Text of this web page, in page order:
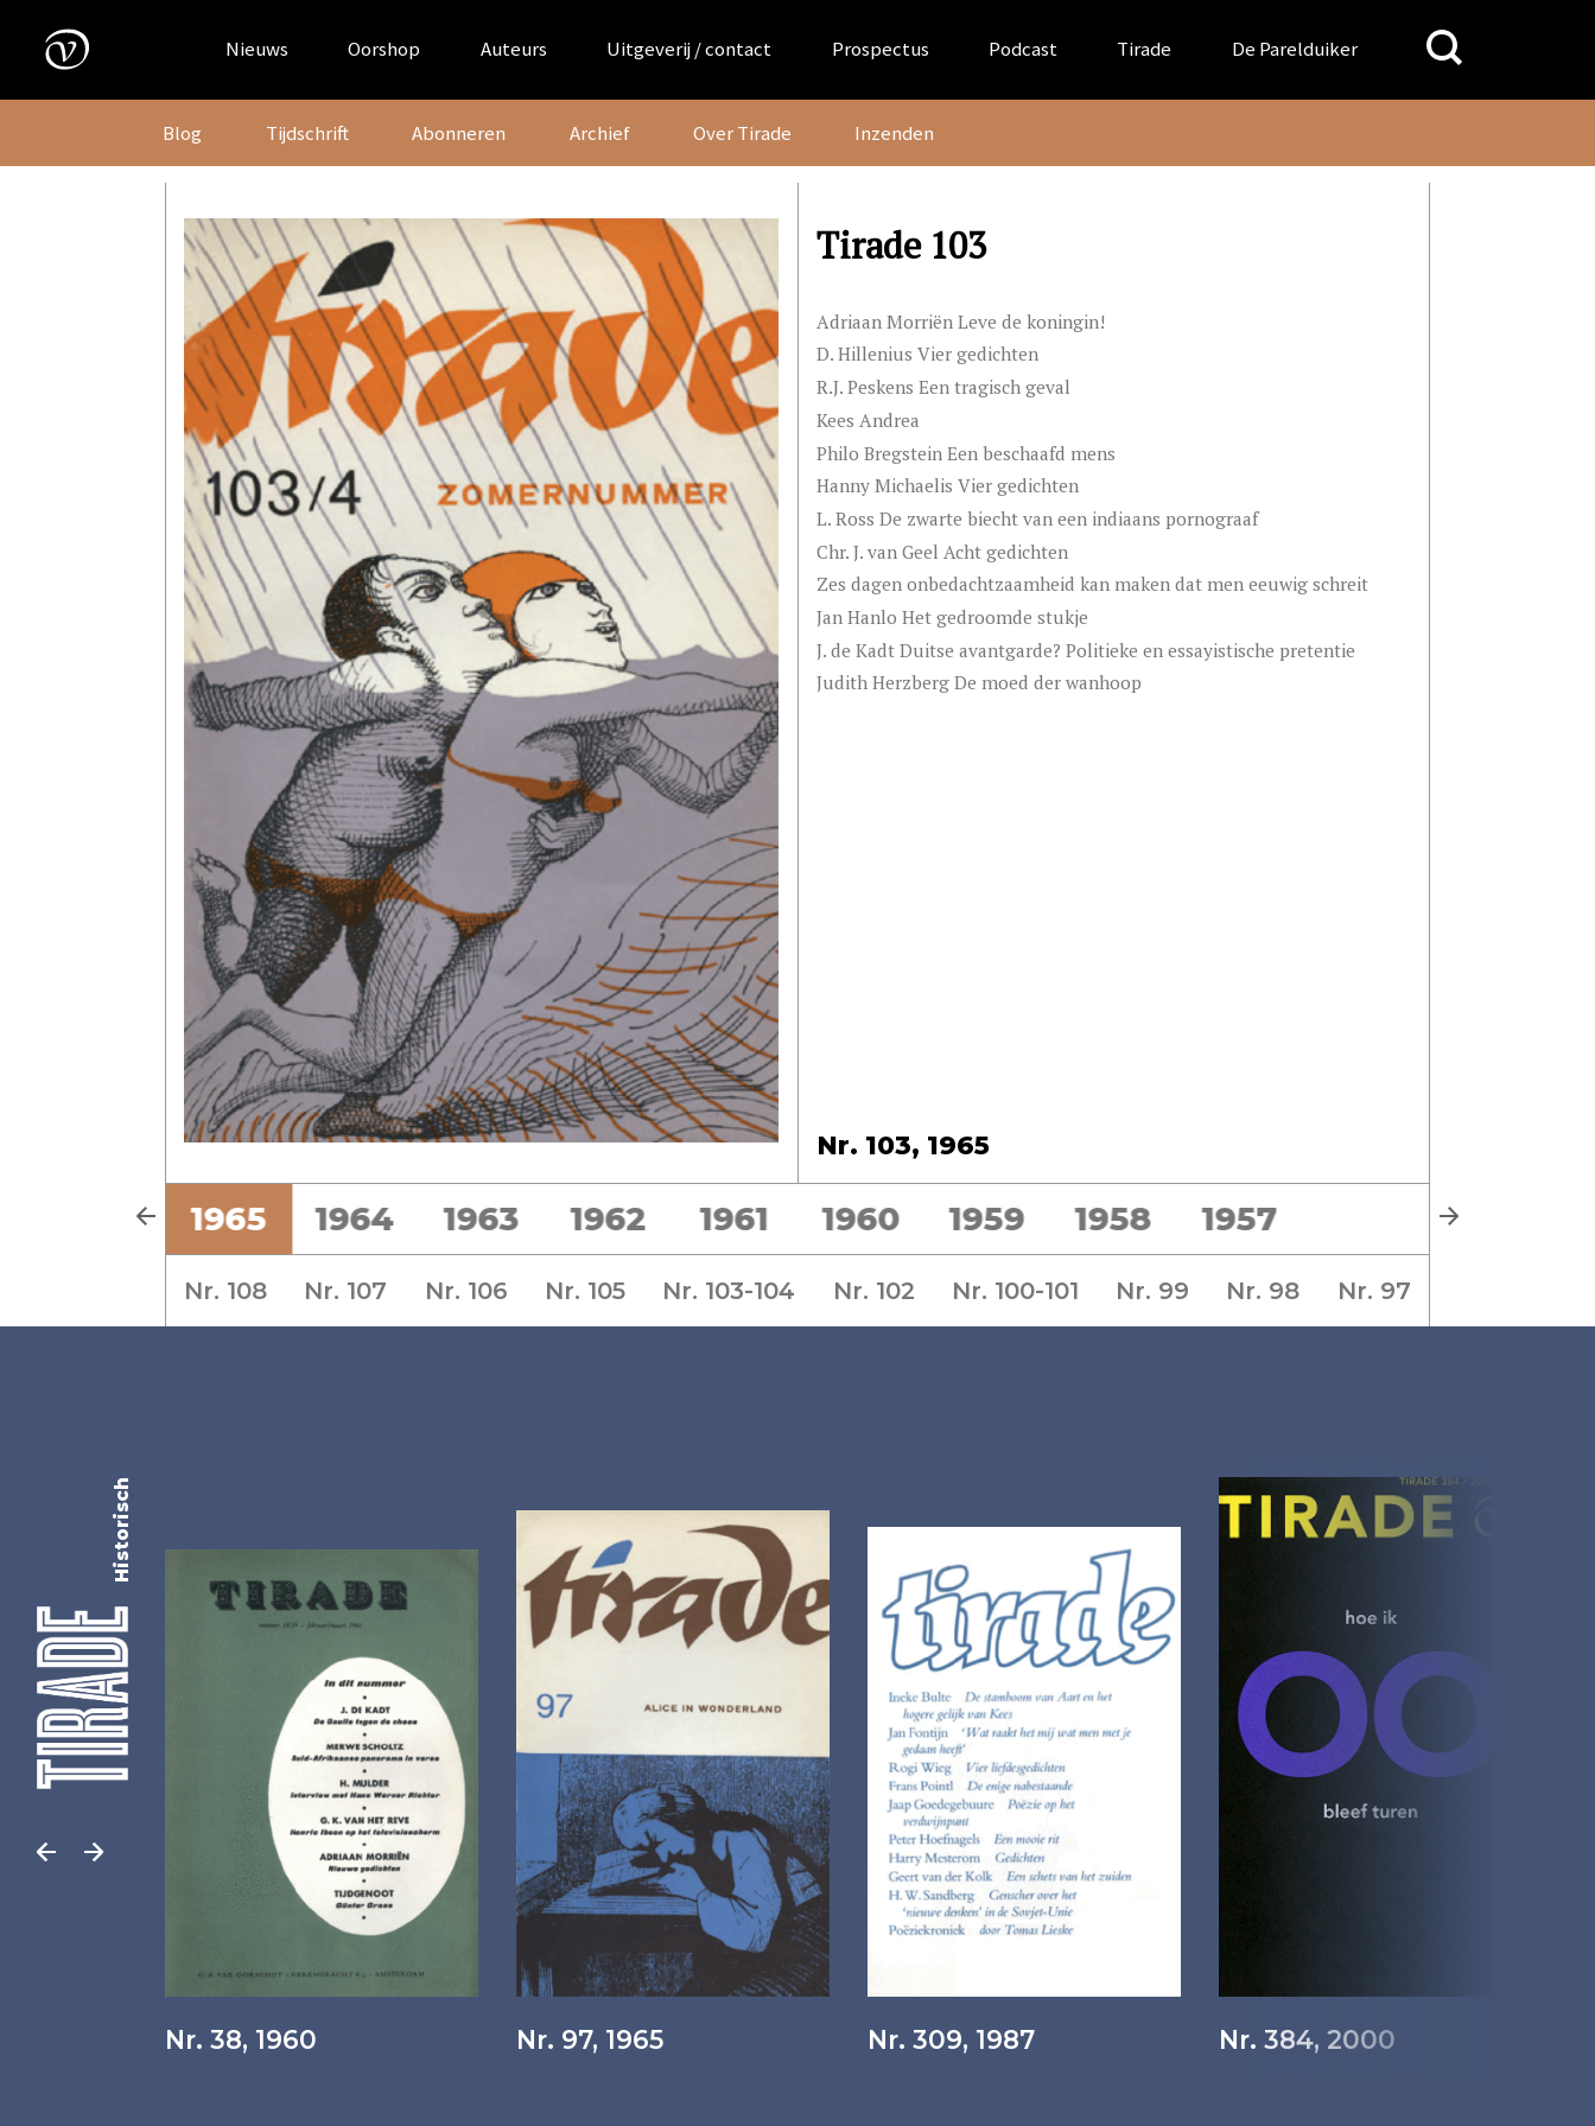
content
Nieuws Oorshop Auteurs Uitgeverij / contact Prospectus Podcast Tirade De Parelduiker
Search
for:
Blog Tijdschrift Abonneren Archief Over Tirade Inzenden
Tirade 103
Adriaan Morriën Leve de koningin!
D. Hillenius Vier gedichten
R.J. Peskens Een tragisch geval
Kees Andrea
Philo Bregstein Een beschaafd mens
Hanny Michaelis Vier gedichten
L. Ross De zwarte biecht van een indiaans pornograaf
Chr. J. van Geel Acht gedichten
Zes dagen onbedachtzaamheid kan maken dat men eeuwig schreit
Jan Hanlo Het gedroomde stukje
J. de Kadt Duitse avantgarde? Politieke en essayistische pretentie
Judith Herzberg De moed der wanhoop
Nr. 103, 1965
1966 1965 1964 1963 1962 1961 1960 1959 1958 1957
Nr. 108 Nr. 107 Nr. 106 Nr. 105 Nr. 103-104 Nr. 102 Nr. 100-101 Nr. 99 Nr. 98 Nr. 97
Historisch
Nr. 38, 1960 Nr. 97, 1965 Nr. 309, 1987 Nr. 384, 2000